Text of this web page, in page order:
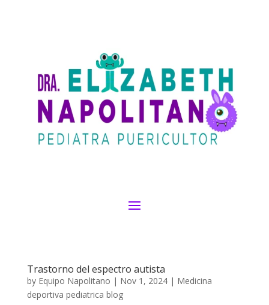
Trastorno del espectro autista
by Equipo Napolitano | Nov 1, 2024| Medicina
deportiva pediatrica blog